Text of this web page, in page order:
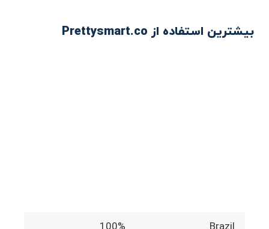
بیشترین استفاده از Prettysmart.co